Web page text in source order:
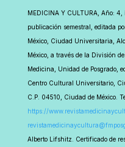
MEDICINA Y CULTURA, Año:
publicación semestral, editada
México, Ciudad Universitaria,
México, a través de la División
Medicina, Unidad de Posgrado,
Centro Cultural Universitario,
C.P. 04510, Ciudad de México.
https://
Alberto Lifshitz. Certificado de